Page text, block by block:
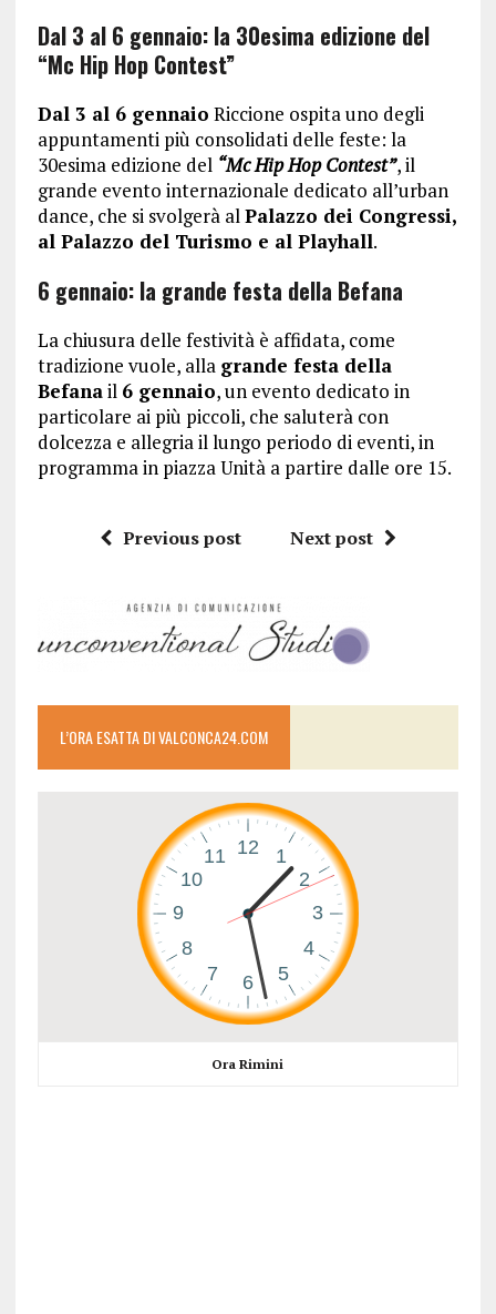
Dal 3 al 6 gennaio: la 30esima edizione del
“Mc Hip Hop Contest”
Dal 3 al 6 gennaio Riccione ospita uno degli
appuntamenti più consolidati delle feste: la
30esima edizione del “Mc Hip Hop Contest”, il
grande evento internazionale dedicato all’urban
dance, che si svolgerà al Palazzo dei Congressi,
al Palazzo del Turismo e al Playhall.
6 gennaio: la grande festa della Befana
La chiusura delle festività è affidata, come
tradizione vuole, alla grande festa della
Befanail 6 gennaio, un evento dedicato in
particolare ai più piccoli, che saluterà con
dolcezza e allegria il lungo periodo di eventi, in
programma in piazza Unità a partire dalle ore 15.
Previous post Next post
L’ORA ESATTA DI VALCONCA24.COM
Ora Rimini